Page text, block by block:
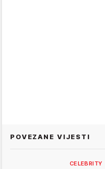
POVEZANE VIJESTI
CELEBRITY